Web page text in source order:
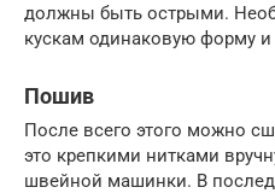
должны быть острыми.
кускам одинаковую форму и
Пошив
После всего этого можно
это крепкими нитками
швейной машинки. В